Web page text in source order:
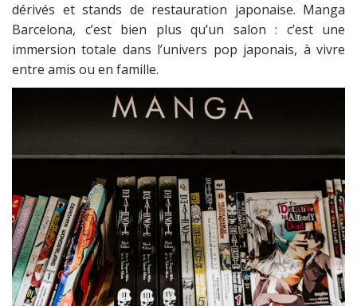
dérivés et stands de restauration japonaise. Manga
Barcelona, c’est bien plus qu’un salon : c’est une
immersion totale dans l’univers pop japonais, à vivre
entre amis ou en famille.